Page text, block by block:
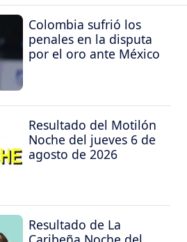
Colombia sufrió los
penales en la disputa
por el oro ante México
Resultado del Motilón
Noche del jueves 6 de
agosto de 2026
Resultado de La